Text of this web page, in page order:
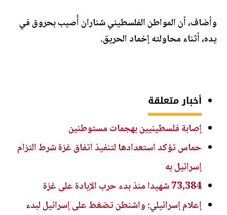
وأضاف، أن المواطن الفلسطيني شناران أُصيب بحروق في
يده، أثناء محاولته إخماد الحريق.
أخبار متعلقة
إصابة فلسطينيين بهجمات مستوطنين
حماس تؤكد استعدادها لتنفيذ اتفاق غزة شرط التزام
إسرائيل به
73,384 شهيدا منذ بدء حرب الإبادة على غزة
إعلام إسرائيلي: واشنطن تضغط على إسرائيل لبدء